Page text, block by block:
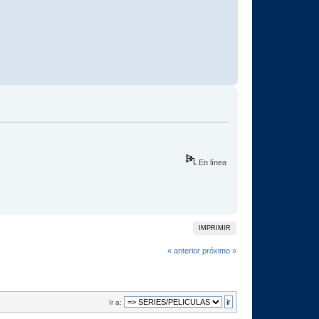
En línea
IMPRIMIR
« anterior próximo »
Ir a: